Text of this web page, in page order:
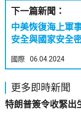
下一篇新聞：
中美恢復海上軍
安全與國家安全
國際 06.04.2024
更多即時新聞
特朗普簽令收緊